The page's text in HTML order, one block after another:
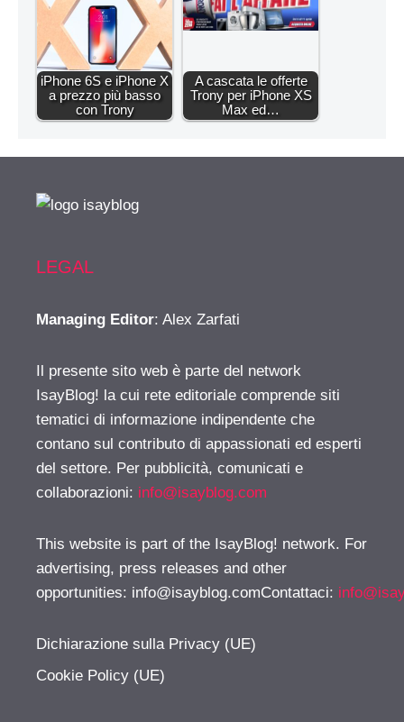
iPhone 6S e iPhone X
a prezzo più basso
con Trony
A cascata le offerte
Trony per iPhone XS
Max ed…
LEGAL
Managing Editor: Alex Zarfati
Il presente sito web è parte del network
IsayBlog! la cui rete editoriale comprende siti
tematici di informazione indipendente che
contano sul contributo di appassionati ed esperti
del settore. Per pubblicità, comunicati e
collaborazioni: info@isayblog.com
This website is part of the IsayBlog! network. For
advertising, press releases and other
opportunities: info@isayblog.comContattaci:
Dichiarazione sulla Privacy (UE)
Cookie Policy (UE)